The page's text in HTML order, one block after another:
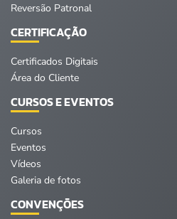
Reversão Patronal
CERTIFICAÇÃO
Certificados Digitais
Área do Cliente
CURSOS E EVENTOS
Cursos
Eventos
Vídeos
Galeria de fotos
CONVENÇÕES